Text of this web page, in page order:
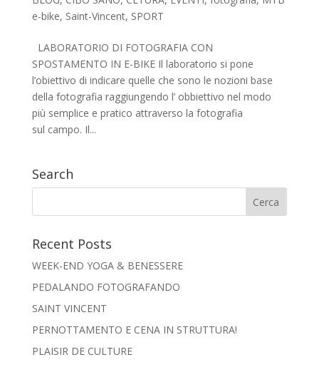
e-bike, Saint-Vincent, SPORT
LABORATORIO DI FOTOGRAFIA CON
SPOSTAMENTO IN E-BIKE Il laboratorio si pone
l’obiettivo di indicare quelle che sono le nozioni base
della fotografia raggiungendo l’ obbiettivo nel modo
più semplice e pratico attraverso la fotografia
sul campo. Il...
Search
Recent Posts
WEEK-END YOGA & BENESSERE
PEDALANDO FOTOGRAFANDO
SAINT VINCENT
PERNOTTAMENTO E CENA IN STRUTTURA!
PLAISIR DE CULTURE